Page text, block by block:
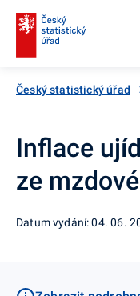
Český statistický úřad
Inflace
ze
Datum vydání: 04. 06.